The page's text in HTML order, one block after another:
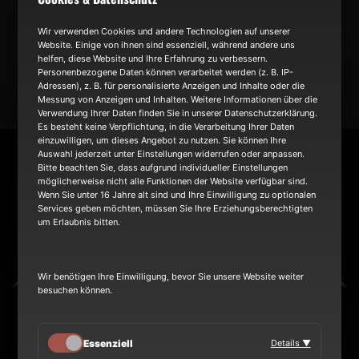
TOUR
BAND
Überherrn Saarland 66802 GERMANY
Wir verwenden Cookies und andere Technologien auf unserer
Website. Einige von ihnen sind essenziell, während andere uns
helfen, diese Website und Ihre Erfahrung zu verbessern.
Personenbezogene Daten können verarbeitet werden (z. B. IP-
Adressen), z. B. für personalisierte Anzeigen und Inhalte oder die
Messung von Anzeigen und Inhalten. Weitere Informationen über die
Verwendung Ihrer Daten finden Sie in unserer Datenschutzerklärung.
Es besteht keine Verpflichtung, in die Verarbeitung Ihrer Daten
einzuwilligen, um dieses Angebot zu nutzen. Sie können Ihre
Auswahl jederzeit unter Einstellungen widerrufen oder anpassen.
Bitte beachten Sie, dass aufgrund individueller Einstellungen
möglicherweise nicht alle Funktionen der Website verfügbar sind.
Wenn Sie unter 16 Jahre alt sind und Ihre Einwilligung zu optionalen
Services geben möchten, müssen Sie Ihre Erziehungsberechtigten
um Erlaubnis bitten.
Wir benötigen Ihre Einwilligung, bevor Sie unsere Website weiter
besuchen können.
Essenziell Details ▼